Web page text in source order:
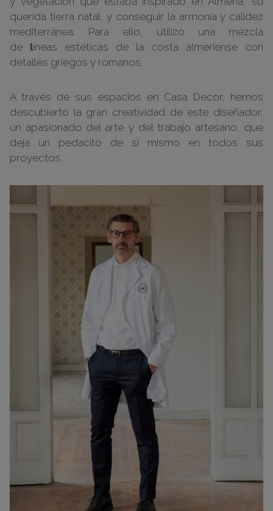
querida tierra natal, y conseguir la armonía y calidez
mediterránea. Para ello, utilizó una mezcla
de líneas estéticas de la costa almeriense con
detalles griegos y romanos.
A través de sus espacios en Casa Decor, hemos
descubierto la gran creatividad de este diseñador,
un apasionado del arte y del trabajo artesano, que
deja un pedacito de sí mismo en todos sus
proyectos.